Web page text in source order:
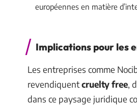
européennes en matière
Implications pour les
Les entreprises comme
revendiquentcruelty free,
dans ce paysage juridique